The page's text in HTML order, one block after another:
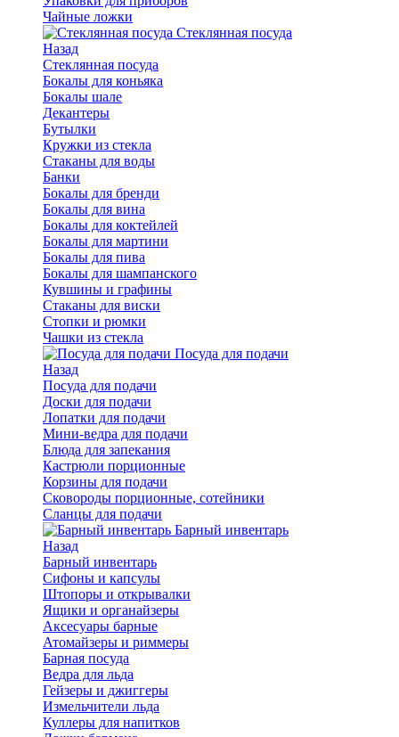
Чайные ложки
Стеклянная посуда
Назад
Стеклянная посуда
Бокалы для коньяка
Бокалы шале
Декантеры
Бутылки
Кружки из стекла
Стаканы для воды
Банки
Бокалы для бренди
Бокалы для вина
Бокалы для коктейлей
Бокалы для мартини
Бокалы для пива
Бокалы для шампанского
Кувшины и графины
Стаканы для виски
Стопки и рюмки
Чашки из стекла
Посуда для подачи
Назад
Посуда для подачи
Доски для подачи
Лопатки для подачи
Мини-ведра для подачи
Блюда для запекания
Кастрюли порционные
Корзины для подачи
Сковороды порционные, сотейники
Сланцы для подачи
Барный инвентарь
Назад
Барный инвентарь
Сифоны и капсулы
Штопоры и открывалки
Ящики и органайзеры
Аксесуары барные
Атомайзеры и риммеры
Барная посуда
Ведра для льда
Гейзеры и джиггеры
Измельчители льда
Куллеры для напитков